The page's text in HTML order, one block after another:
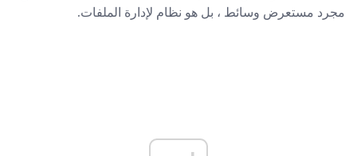
مجرد مستعرض وسائط ، بل هو نظام لإدارة الملفات.